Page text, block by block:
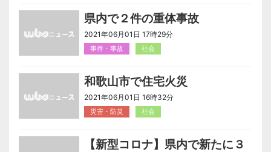
県内で２件の重体事故
2021年06月01日 17時29分
事件・事故 社会
和歌山市で住宅火災
2021年06月01日 16時32分
災害・防災 社会
【新型コロナ】県内で新たに３